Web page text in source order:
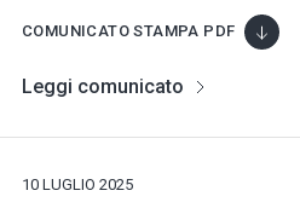
COMUNICATO STAMPA PDF
Leggi comunicato
10 LUGLIO 2025